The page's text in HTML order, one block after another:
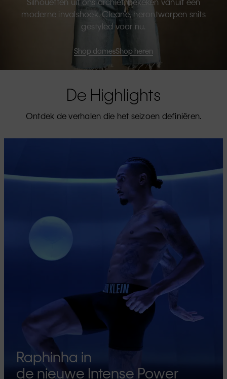
moderne invalshoek. Cleane, herontworpen snits
gestyled voor nu.
Shop damesShop heren
De Highlights
Ontdek de verhalen die het seizoen definiëren.
Raphinha in
de nieuwe Intense Power